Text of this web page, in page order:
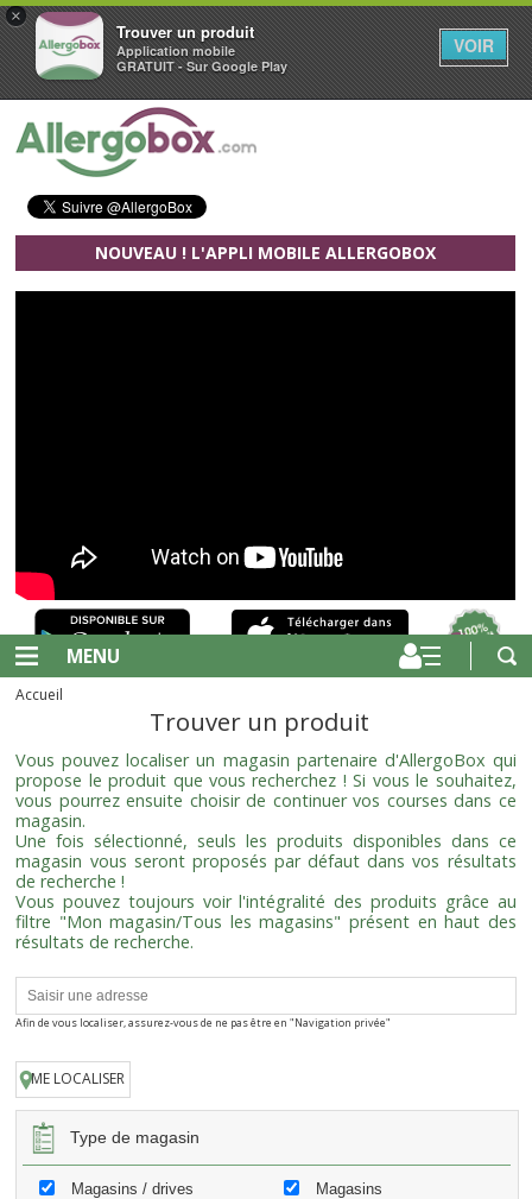
×
Trouver un produit
Application mobile
GRATUIT - Sur Google Play
VOIR
Aller au contenu principal
NOUVEAU ! L'APPLI MOBILE ALLERGOBOX
MENU
Accueil
Trouver un produit
Vous pouvez localiser un magasin partenaire d'AllergoBox qui
propose le produit que vous recherchez ! Si vous le souhaitez,
vous pourrez ensuite choisir de continuer vos courses dans ce
magasin.
Une fois sélectionné, seuls les produits disponibles dans ce
magasin vous seront proposés par défaut dans vos résultats
de recherche !
Vous pouvez toujours voir l'intégralité des produits grâce au
filtre "Mon magasin/Tous les magasins" présent en haut des
résultats de recherche.
Afin de vous localiser, assurez-vous de ne pas être en "Navigation privée"
ME LOCALISER
Type de magasin
Magasins / drives
Magasins